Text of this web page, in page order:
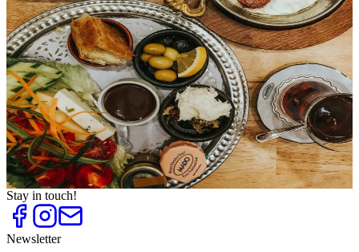
Frühstück im Café
Top10
Frühstück im Grünen
Top10
Kaffeeröstereien
Top10
Matcha und Matcha Tee
Top10
Szene-Frühstück
Top10
Teesalons und Teehäuser
Top10
Türkisches Frühstück
Stay in touch!
Newsletter